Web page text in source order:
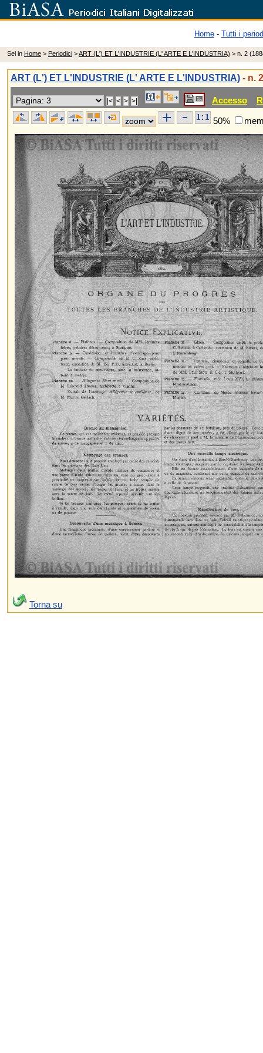
Home - Tutti i
Sei in Home > Periodici >ART (L') ET L'INDUSTRIE (L' ARTE E L'INDUSTRIA) > n. 2
ART (L') ET L'INDUSTRIE (L' ARTE E L'INDUSTRIA) - n.
Accesso
50%
Torna su